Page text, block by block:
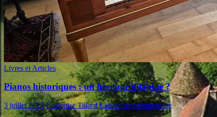
Livres et Articles
Pianos historiques : un héritage dilapidé ?
3 juillet 2025 Françoise Tillard Laisser un commentaire